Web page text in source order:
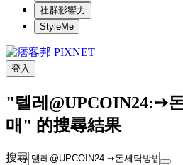
社群影響力
StyleMe
登入
"텔레@UPCOIN24:➙
매" 的搜尋結果
搜尋